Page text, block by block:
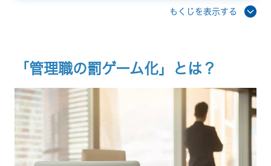
要因1｜組織のフラット化で「一人あたりの管理
範囲」が拡大した
要因2｜成果主義の浸透とプレイングマネージャ
要因3｜働き方改革の「しわ寄せ」が管理職に集
中した
要因4｜ハラスメント対応・コンプライアンス業務
の膨張
もくじを表示する
「管理職の罰ゲーム化」とは？